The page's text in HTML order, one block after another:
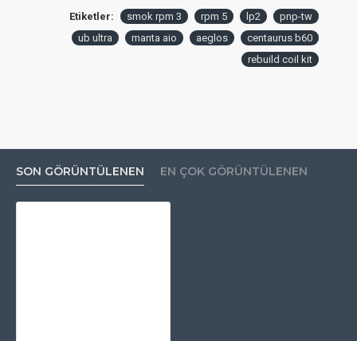
Etiketler: smok rpm 3 rpm 5 lp2
pnp-tw
ub ultra
manta aio aeglos
centaurus b60
rebuild coil kit
SON GÖRÜNTÜLENEN EN ÇOK GÖRÜNTÜLENEN